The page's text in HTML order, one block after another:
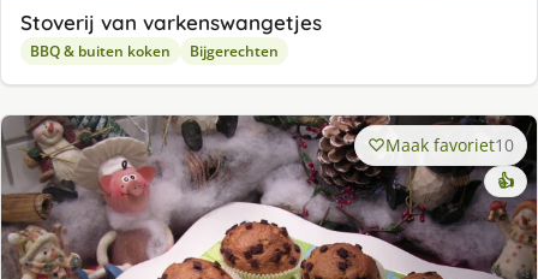
Stoverij van varkenswangetjes
BBQ & buiten koken Bijgerechten
Maak favoriet10
👍